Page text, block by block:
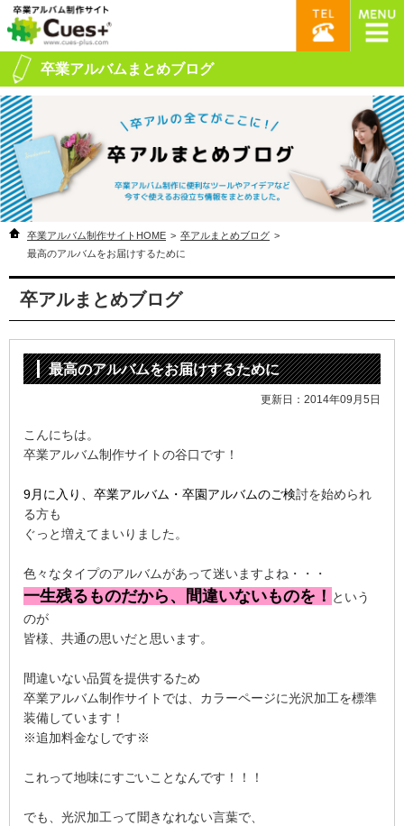
卒業アルバムまとめブログ
卒業アルバム制作サイトHOME > 卒アルまとめブログ >
最高のアルバムをお届けするために
卒アルまとめブログ
最高のアルバムをお届けするために
更新日：2014年09月5日
こんにちは。
卒業アルバム制作サイトの谷口です！
9月に入り、卒業アルバム・卒園アルバムのご検討を始められ
る方も
ぐっと増えてまいりました。
色々なタイプのアルバムがあって迷いますよね・・・
一生残るものだから、間違いないものを！ という
のが
皆様、共通の思いだと思います。
間違いない品質を提供するため
卒業アルバム制作サイトでは、カラーページに光沢加工を標準
装備しています！
※追加料金なしです※
これって地味にすごいことなんです！！！
でも、光沢加工って聞きなれない言葉で、